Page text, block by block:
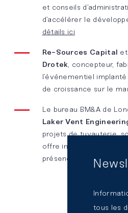
mutualisées
et conseils
d’accélérer le
détails ici
Re-Sources Capital et
Drotek, concepteur,
l’événementiel
de croissance sur le
Le bureau BM&A de
Laker Vent
projets de tuyauterie,
offre intégrée dans
présence géographique
tous les